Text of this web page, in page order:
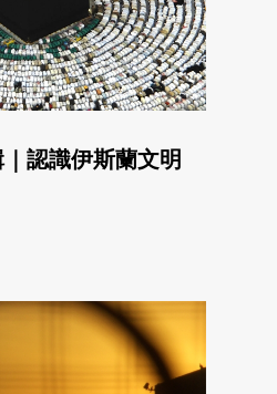
認識伊斯蘭文明